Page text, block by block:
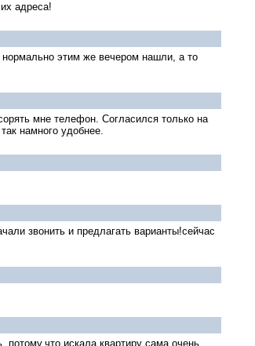
адреса!
этим же вечером нашли, а то
мне телефон. Согласился только на
намного удобнее.
звонить и предлагать варианты!сейчас
потому,что искала квартиру сама очень